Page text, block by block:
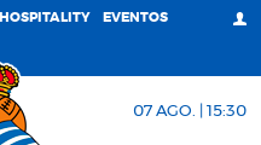
HOSPITALITY EVENTOS
07 AGO. | 15:30